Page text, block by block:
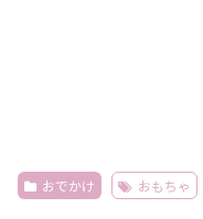
おでかけ おもちゃ